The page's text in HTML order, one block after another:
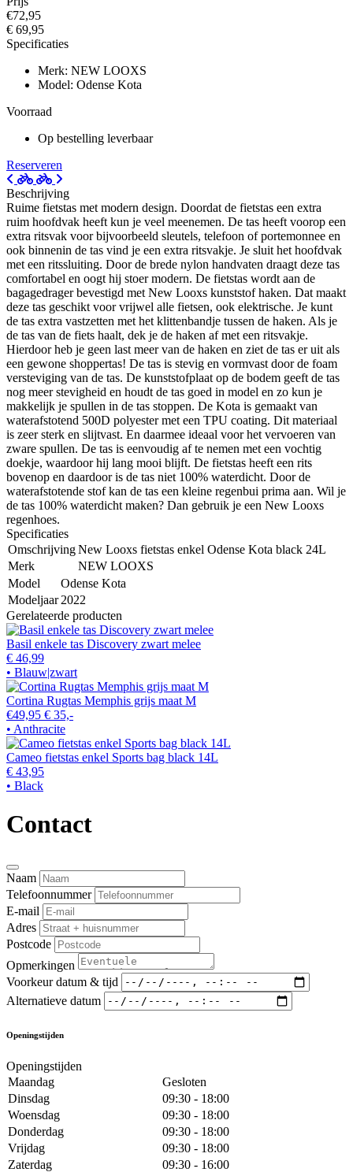
€72,95
€ 69,95
Specificaties
Merk: NEW LOOXS
Model: Odense Kota
Voorraad
Op bestelling leverbaar
Reserveren
Beschrijving
Ruime fietstas met modern design. Doordat de fietstas een extra
ruim hoofdvak heeft kun je veel meenemen. De tas heeft voorop een
extra ritsvak voor bijvoorbeeld sleutels, telefoon of portemonnee en
ook binnenin de tas vind je een extra ritsvakje. Je sluit het hoofdvak
met een ritssluiting. Door de brede nylon handvaten draagt deze tas
comfortabel en oogt hij stoer modern. De fietstas wordt aan de
bagagedrager bevestigd met New Looxs kunststof haken. Dat maakt
deze tas geschikt voor vrijwel alle fietsen, ook elektrische. Je kunt
de tas extra vastzetten met het klittenbandje tussen de haken. Als je
de tas van de fiets haalt, dek je de haken af met een ritsvakje.
Hierdoor heb je geen last meer van de haken en ziet de tas er uit als
een gewone shoppertas! De tas is stevig en vormvast door de foam
versteviging van de tas. De kunststofplaat op de bodem geeft de tas
nog meer stevigheid en houdt de tas goed in model en zo kun je
makkelijk je spullen in de tas stoppen. De Kota is gemaakt van
waterafstotend 500D polyester met een TPU coating. Dit materiaal
is zeer sterk en slijtvast. En daarmee ideaal voor het vervoeren van
zware spullen. De tas is eenvoudig af te nemen met een vochtig
doekje, waardoor hij lang mooi blijft. De fietstas heeft een rits
bovenop en daardoor is de tas niet 100% waterdicht. Door de
waterafstotende stof kan de tas een kleine regenbui prima aan. Wil je
de tas 100% waterdicht maken? Dan gebruik je een New Looxs
regenhoes.
Specificaties
OmschrijvingNew Looxs fietstas enkel Odense Kota black 24L
Merk
NEW LOOXS
Model
Odense Kota
Modeljaar 2022
Gerelateerde producten
Basil enkele tas Discovery zwart melee
€ 46,99
• Blauw|zwart
Cortina Rugtas Memphis grijs maat M
€49,95 € 35,-
• Anthracite
Cameo fietstas enkel Sports bag black 14L
€ 43,95
• Black
Contact
Naam
Telefoonnummer
E-mail
Adres
Postcode
Opmerkingen
Voorkeur datum & tijd
Alternatieve datum
Openingstijden
Openingstijden
Maandag
Gesloten
Dinsdag
09:30 - 18:00
Woensdag
09:30 - 18:00
Donderdag
09:30 - 18:00
Vrijdag
09:30 - 18:00
Zaterdag
09:30 - 16:00